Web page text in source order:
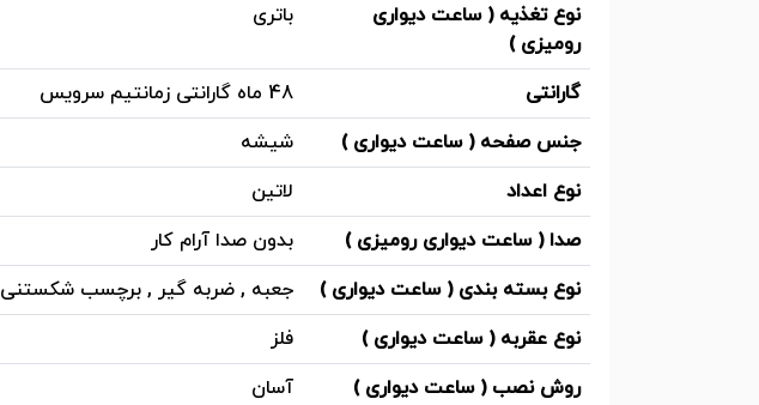
نوع تغذیه ( ساعت دیواری
رومیزی )
باتری
گارانتی
48 ماه گارانتی زمانتیم سرویس
جنس صفحه ( ساعت دیواری )
شیشه
نوع اعداد
لاتین
صدا ( ساعت دیواری رومیزی )
بدون صدا آرام کار
نوع بسته بندی ( ساعت دیواری )
جعبه , ضربه گیر , برچسب شکستنی
نوع عقربه ( ساعت دیواری )
فلز
روش نصب ( ساعت دیواری )
آسان